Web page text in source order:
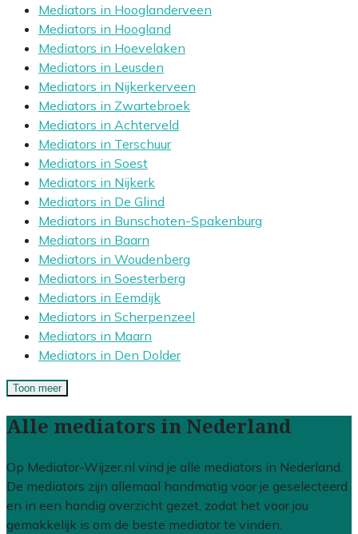
Mediators in Hooglanderveen
Mediators in Hoogland
Mediators in Hoevelaken
Mediators in Leusden
Mediators in Nijkerkerveen
Mediators in Zwartebroek
Mediators in Achterveld
Mediators in Terschuur
Mediators in Soest
Mediators in Nijkerk
Mediators in De Glind
Mediators in Bunschoten-Spakenburg
Mediators in Baarn
Mediators in Woudenberg
Mediators in Soesterberg
Mediators in Eemdijk
Mediators in Scherpenzeel
Mediators in Maarn
Mediators in Den Dolder
Toon meer
Alle mediators in Nederland
Op Mediator-Wijzer.nl vind je alle mediators in Nederland.
De mediators zijn allemaal handmatig voor je geselecteerd
en in een handig overzicht gezet, zodat het voor jou
gemakkelijk is om de beste mediator te vinden.